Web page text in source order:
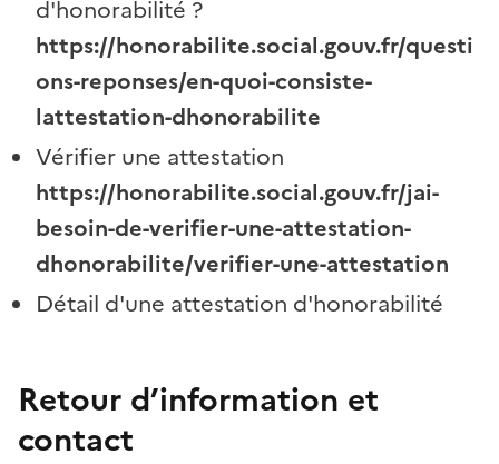
d'honorabilité ?
https://honorabilite.social.gouv.fr/questi
ons-reponses/en-quoi-consiste-
lattestation-dhonorabilite
Vérifier une attestation
https://honorabilite.social.gouv.fr/jai-
besoin-de-verifier-une-attestation-
dhonorabilite/verifier-une-attestation
Détail d'une attestation d'honorabilité
Retour d’information et
contact